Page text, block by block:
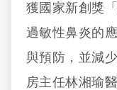
獲國家新創獎
過敏性鼻炎的
與預防，並減
房主任林湘瑜